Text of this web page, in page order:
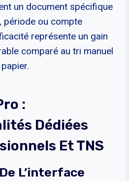
un document spécifique
période ou compte
représente un gain
comparé au tri manuel
:
Dédiées
Et TNS
L’interface